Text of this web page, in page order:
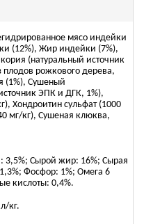
мясо индейки
(12%), Жир индейки (7%),
(натуральный источник
рожкового дерева,
(1%), Сушеный
ЭПК и ДГК, 1%),
Хондроитин сульфат (1000
мг/кг), Сушеная клюква,
3,5%; Сырой жир: 16%; Сырая
Фосфор: 1%; Омега 6
кислоты: 0,4%.
кг.